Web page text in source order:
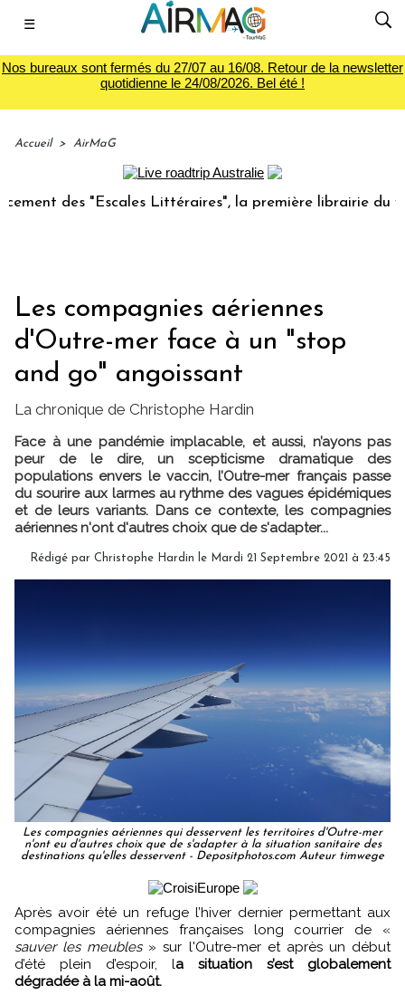
☰
Nos bureaux sont fermés du 27/07 au 16/08. Retour de la newsletter
quotidienne le 24/08/2026. Bel été !
Accueil > AirMaG
"Escales Littéraires", la première librairie du voyage
Les compagnies aériennes
d'Outre-mer face à un "stop
and go" angoissant
La chronique de Christophe Hardin
Face à une pandémie implacable, et aussi, n’ayons pas
peur de le dire, un scepticisme dramatique des
populations envers le vaccin, l’Outre-mer français passe
du sourire aux larmes au rythme des vagues épidémiques
et de leurs variants. Dans ce contexte, les compagnies
aériennes n'ont d'autres choix que de s'adapter...
Rédigé par Christophe Hardin le Mardi 21 Septembre 2021 à 23:45
Les compagnies aériennes qui desservent les territoires d'Outre-mer
n'ont eu d'autres choix que de s'adapter à la situation sanitaire des
destinations qu'elles desservent - Depositphotos.com Auteur timwege
Après avoir été un refuge l’hiver dernier permettant aux
compagnies aériennes françaises long courrier de «
sauver les meubles» sur l'Outre-mer et après un début
d’été plein d’espoir, la situation s’est globalement
dégradée à la mi-août.